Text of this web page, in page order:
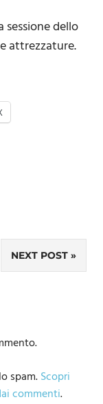
dello
attrezzature.
NEXT POST
spam.Scopri
commenti.